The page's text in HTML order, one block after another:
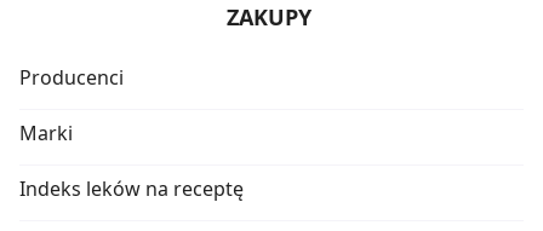
ZAKUPY
Producenci
Marki
Indeks leków na receptę